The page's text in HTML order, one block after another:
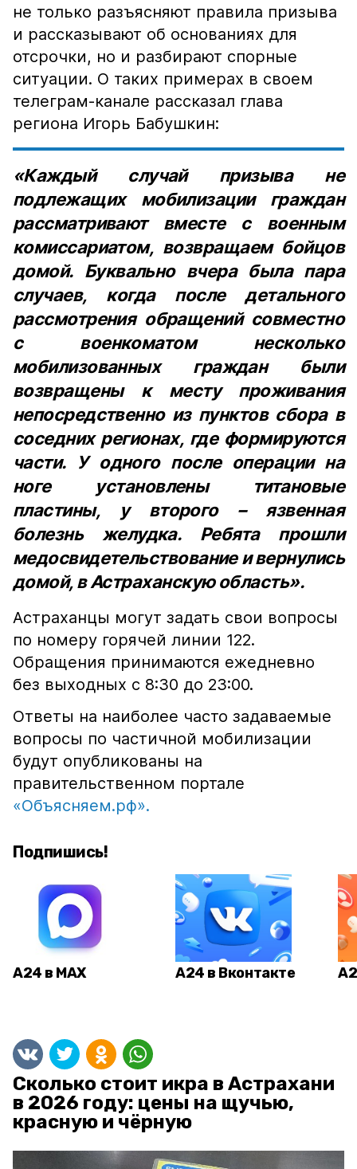
не только разъясняют правила призыва
и рассказывают об основаниях для
отсрочки, но и разбирают спорные
ситуации. О таких примерах в своем
телеграм-канале рассказал глава
региона Игорь Бабушкин:
«Каждый случай призыва не
подлежащих мобилизации граждан
рассматривают вместе с военным
комиссариатом, возвращаем бойцов
домой. Буквально вчера была пара
случаев, когда после детального
рассмотрения обращений совместно
с военкоматом несколько
мобилизованных граждан были
возвращены к месту проживания
непосредственно из пунктов сбора в
соседних регионах, где формируются
части. У одного после операции на
ноге установлены титановые
пластины, у второго – язвенная
болезнь желудка. Ребята прошли
медосвидетельствование и вернулись
домой, в Астраханскую область».
Астраханцы могут задать свои вопросы
по номеру горячей линии 122.
Обращения принимаются ежедневно
без выходных с 8:30 до 23:00.
Ответы на наиболее часто задаваемые
вопросы по частичной мобилизации
будут опубликованы на
правительственном портале
«Объясняем.рф».
Подпишись!
А24 в MAX А24 в Вконтакте
Сколько стоит икра в Астрахани
в 2026 году: цены на щучью,
красную и чёрную